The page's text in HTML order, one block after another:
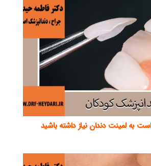
به لمینت دندان نیاز داشته باشید